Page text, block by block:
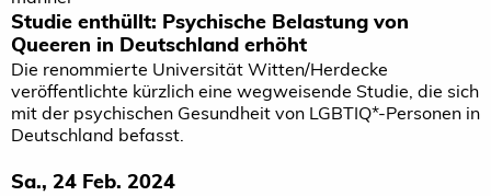
Studie enthüllt: Psychische Belastung von
Queeren in Deutschland erhöht
Die renommierte Universität Witten/Herdecke
veröffentlichte kürzlich eine wegweisende Studie, die sich
mit der psychischen Gesundheit von LGBTIQ*-Personen in
Deutschland befasst.
Sa., 24 Feb. 2024